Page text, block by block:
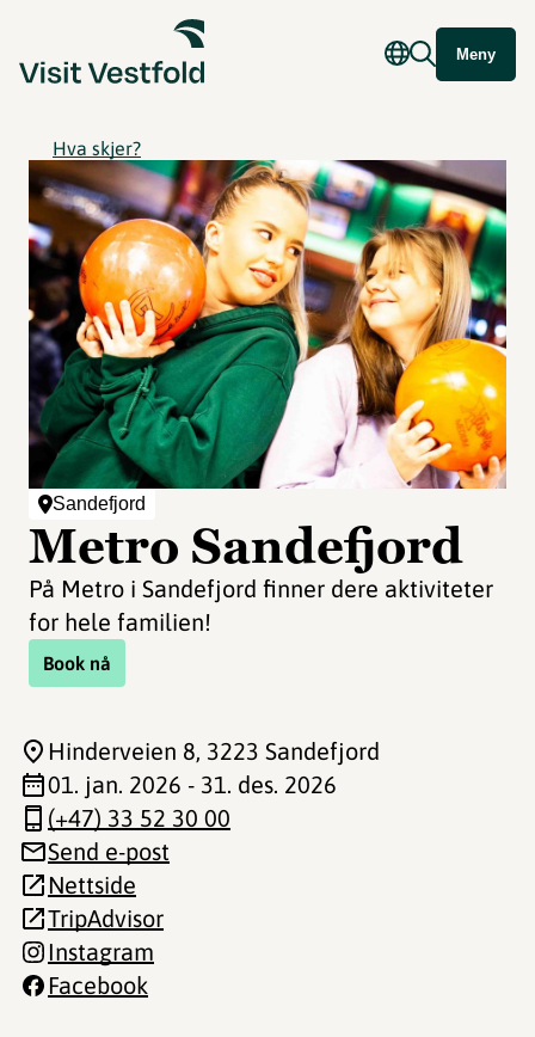
Meny
Hva skjer?
Sandefjord
Metro Sandefjord
På Metro i Sandefjord finner dere aktiviteter
for hele familien!
Book nå
Hinderveien 8, 3223 Sandefjord
01. jan. 2026 - 31. des. 2026
(+47) 33 52 30 00
Send e-post
Nettside
TripAdvisor
Instagram
Facebook